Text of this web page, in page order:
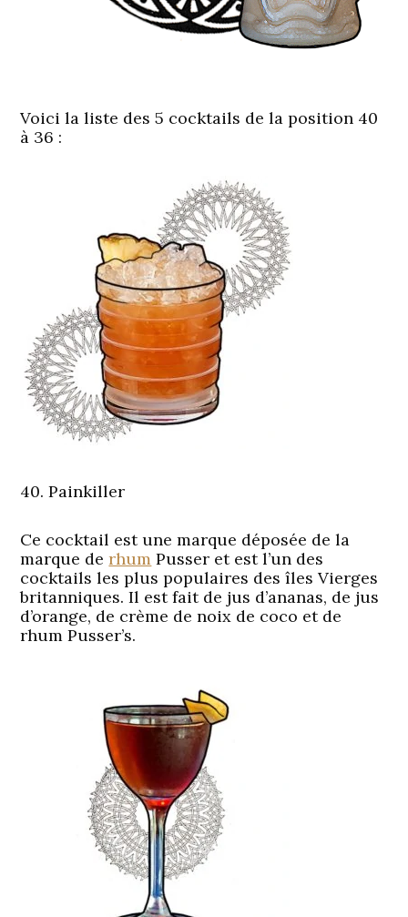
Voici la liste des 5 cocktails de la position 40
à 36 :
40. Painkiller
Ce cocktail est une marque déposée de la
marque derhum Pusser et est l’un des
cocktails les plus populaires des îles Vierges
britanniques. Il est fait de jus d’ananas, de jus
d’orange, de crème de noix de coco et de
rhum Pusser’s.